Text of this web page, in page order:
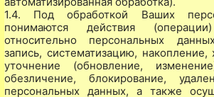
1.4. Под обработкой Ваших
понимаются действия
относительно персональных
запись, систематизацию, накопление,
уточнение (обновление,
обезличение, блокирование,
персональных данных, а также